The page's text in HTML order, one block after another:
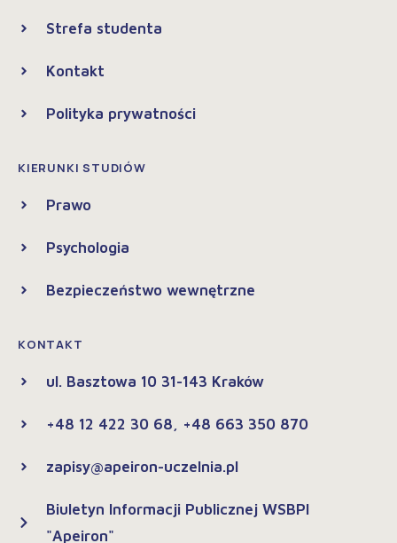
Strefa studenta
Kontakt
Polityka prywatności
KIERUNKI STUDIÓW
Prawo
Psychologia
Bezpieczeństwo wewnętrzne
KONTAKT
ul. Basztowa 10 31-143 Kraków
+48 12 422 30 68, +48 663 350 870
zapisy@apeiron-uczelnia.pl
Biuletyn Informacji Publicznej WSBPI
"Apeiron"